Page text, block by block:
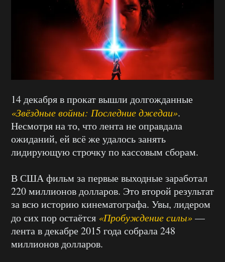
14 декабря в прокат вышли долгожданные
«Звёздные войны: Последние джедаи».
Несмотря на то, что лента не оправдала
ожиданий, ей всё же удалось занять
лидирующую строчку по кассовым сборам.
В США фильм за первые выходные заработал
220 миллионов долларов. Это второй результат
за всю историю кинематографа. Увы, лидером
до сих пор остаётся «Пробуждение силы»—
лента в декабре 2015 года собрала 248
миллионов долларов.